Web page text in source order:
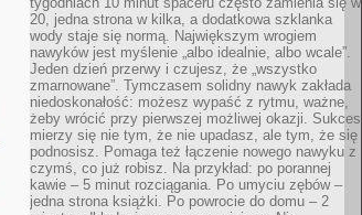
20, jedna strona w kilka, a dodatkowa szklanka
wody staje się normą. Największym wrogiem
nawyków jest myślenie „albo idealnie, albo wcale”.
Jeden dzień przerwy i czujesz, że „wszystko
zmarnowane”. Tymczasem solidny nawyk zakłada
niedoskonałość: możesz wypaść z rytmu, ważne,
żeby wrócić przy pierwszej możliwej okazji. Sukces
mierzy się nie tym, że nie upadasz, ale tym, że się
podnosisz. Pomaga też łączenie nowego nawyku z
czymś, co już robisz. Na przykład: po porannej
kawie – 5 minut rozciągania. Po umyciu zębów –
jedna strona książki. Po powrocie do domu – 2